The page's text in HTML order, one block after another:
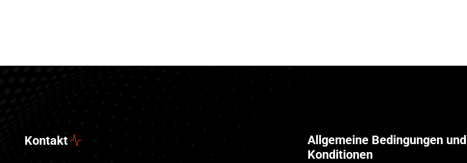
Kontakt
Allgemeine Bedingungen und
Konditionen